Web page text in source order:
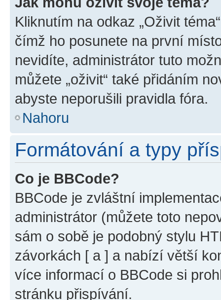
Kliknutím na odkaz „Oživit
čímž ho posunete na první
nevidíte, administrátor tuto
můžete „oživit“ také přidáním
abyste neporušili pravidla fóra.
Nahoru
Formátování a typy
Co je BBCode?
BBCode je zvláštní
administrátor (můžete toto
sám o sobě je podobný stylu
závorkách [ a ] a nabízí větší
více informací o BBCode si
stránku přispívání.